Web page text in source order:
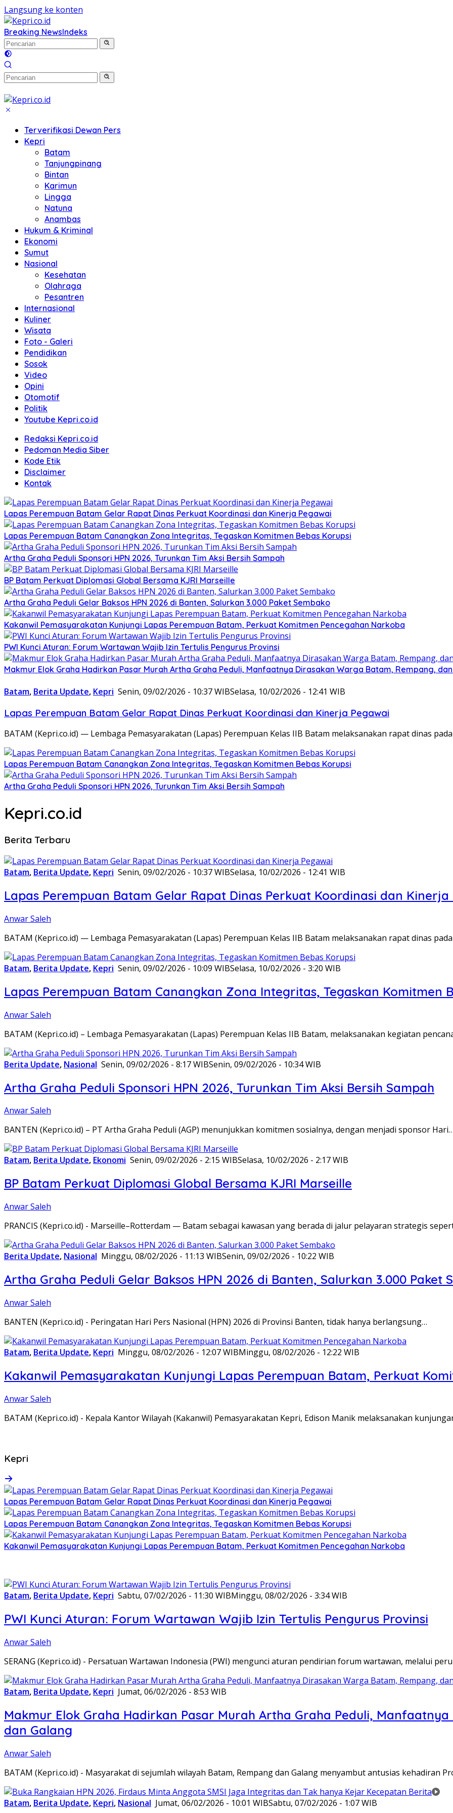
Langsung ke konten
Breaking NewsIndeks
Terverifikasi Dewan Pers
Kepri
Batam
Tanjungpinang
Bintan
Karimun
Lingga
Natuna
Anambas
Hukum & Kriminal
Ekonomi
Sumut
Nasional
Kesehatan
Olahraga
Pesantren
Internasional
Kuliner
Wisata
Foto - Galeri
Pendidikan
Sosok
Video
Opini
Otomotif
Politik
Youtube Kepri.co.id
Redaksi Kepri.co.id
Pedoman Media Siber
Kode Etik
Disclaimer
Kontak
Lapas Perempuan Batam Gelar Rapat Dinas Perkuat Koordinasi dan Kinerja Pegawai
Lapas Perempuan Batam Canangkan Zona Integritas, Tegaskan Komitmen Bebas Korupsi
Artha Graha Peduli Sponsori HPN 2026, Turunkan Tim Aksi Bersih Sampah
BP Batam Perkuat Diplomasi Global Bersama KJRI Marseille
Artha Graha Peduli Gelar Baksos HPN 2026 di Banten, Salurkan 3.000 Paket Sembako
Kakanwil Pemasyarakatan Kunjungi Lapas Perempuan Batam, Perkuat Komitmen Pencegahan Narkoba
PWI Kunci Aturan: Forum Wartawan Wajib Izin Tertulis Pengurus Provinsi
Makmur Elok Graha Hadirkan Pasar Murah Artha Graha Peduli, Manfaatnya Dirasakan Warga Batam, Rempang,
Batam, Berita Update, Kepri Senin, 09/02/2026 - 10:37 WIBSelasa, 10/02/2026 - 12:41 WIB
Lapas Perempuan Batam Gelar Rapat Dinas Perkuat Koordinasi dan Kinerja Pegawai
BATAM (Kepri.co.id) — Lembaga Pemasyarakatan (Lapas) Perempuan Kelas IIB Batam melaksanakan rapat dinas
Lapas Perempuan Batam Canangkan Zona Integritas, Tegaskan Komitmen Bebas Korupsi
Artha Graha Peduli Sponsori HPN 2026, Turunkan Tim Aksi Bersih Sampah
Kepri.co.id
Berita Terbaru
Batam, Berita Update, Kepri Senin, 09/02/2026 - 10:37 WIBSelasa, 10/02/2026 - 12:41 WIB
Lapas Perempuan Batam Gelar Rapat Dinas Perkuat Koordinasi dan Kinerja
Anwar Saleh
BATAM (Kepri.co.id) — Lembaga Pemasyarakatan (Lapas) Perempuan Kelas IIB Batam melaksanakan rapat dinas
Batam, Berita Update, Kepri Senin, 09/02/2026 - 10:09 WIBSelasa, 10/02/2026 - 3:20 WIB
Lapas Perempuan Batam Canangkan Zona Integritas, Tegaskan Komitmen
Anwar Saleh
BATAM (Kepri.co.id) – Lembaga Pemasyarakatan (Lapas) Perempuan Kelas IIB Batam, melaksanakan kegiatan
Berita Update, Nasional Senin, 09/02/2026 - 8:17 WIBSenin, 09/02/2026 - 10:34 WIB
Artha Graha Peduli Sponsori HPN 2026, Turunkan Tim Aksi Bersih Sampah
Anwar Saleh
BANTEN (Kepri.co.id) – PT Artha Graha Peduli (AGP) menunjukkan komitmen sosialnya, dengan menjadi sponsor Hari…
Batam, Berita Update, Ekonomi Senin, 09/02/2026 - 2:15 WIBSelasa, 10/02/2026 - 2:17 WIB
BP Batam Perkuat Diplomasi Global Bersama KJRI Marseille
Anwar Saleh
PRANCIS (Kepri.co.id) - Marseille–Rotterdam — Batam sebagai kawasan yang berada di jalur pelayaran strategis
Berita Update, Nasional Minggu, 08/02/2026 - 11:13 WIBSenin, 09/02/2026 - 10:22 WIB
Artha Graha Peduli Gelar Baksos HPN 2026 di Banten, Salurkan 3.000 Paket
Anwar Saleh
BANTEN (Kepri.co.id) - Peringatan Hari Pers Nasional (HPN) 2026 di Provinsi Banten, tidak hanya berlangsung…
Batam, Berita Update, Kepri Minggu, 08/02/2026 - 12:07 WIBMinggu, 08/02/2026 - 12:22 WIB
Kakanwil Pemasyarakatan Kunjungi Lapas Perempuan Batam, Perkuat
Anwar Saleh
BATAM (Kepri.co.id) - Kepala Kantor Wilayah (Kakanwil) Pemasyarakatan Kepri, Edison Manik melaksanakan
Kepri
Lapas Perempuan Batam Gelar Rapat Dinas Perkuat Koordinasi dan Kinerja Pegawai
Lapas Perempuan Batam Canangkan Zona Integritas, Tegaskan Komitmen Bebas Korupsi
Kakanwil Pemasyarakatan Kunjungi Lapas Perempuan Batam, Perkuat Komitmen Pencegahan Narkoba
Batam, Berita Update, Kepri Sabtu, 07/02/2026 - 11:30 WIBMinggu, 08/02/2026 - 3:34 WIB
PWI Kunci Aturan: Forum Wartawan Wajib Izin Tertulis Pengurus Provinsi
Anwar Saleh
SERANG (Kepri.co.id) - Persatuan Wartawan Indonesia (PWI) mengunci aturan pendirian forum wartawan, melalui
Batam, Berita Update, Kepri Jumat, 06/02/2026 - 8:53 WIB
Makmur Elok Graha Hadirkan Pasar Murah Artha Graha Peduli,
dan Galang
Anwar Saleh
BATAM (Kepri.co.id) - Masyarakat di sejumlah wilayah Batam, Rempang dan Galang menyambut antusias kehadiran
Batam, Berita Update, Kepri, Nasional Jumat, 06/02/2026 - 10:01 WIBSabtu, 07/02/2026 - 1:07 WIB